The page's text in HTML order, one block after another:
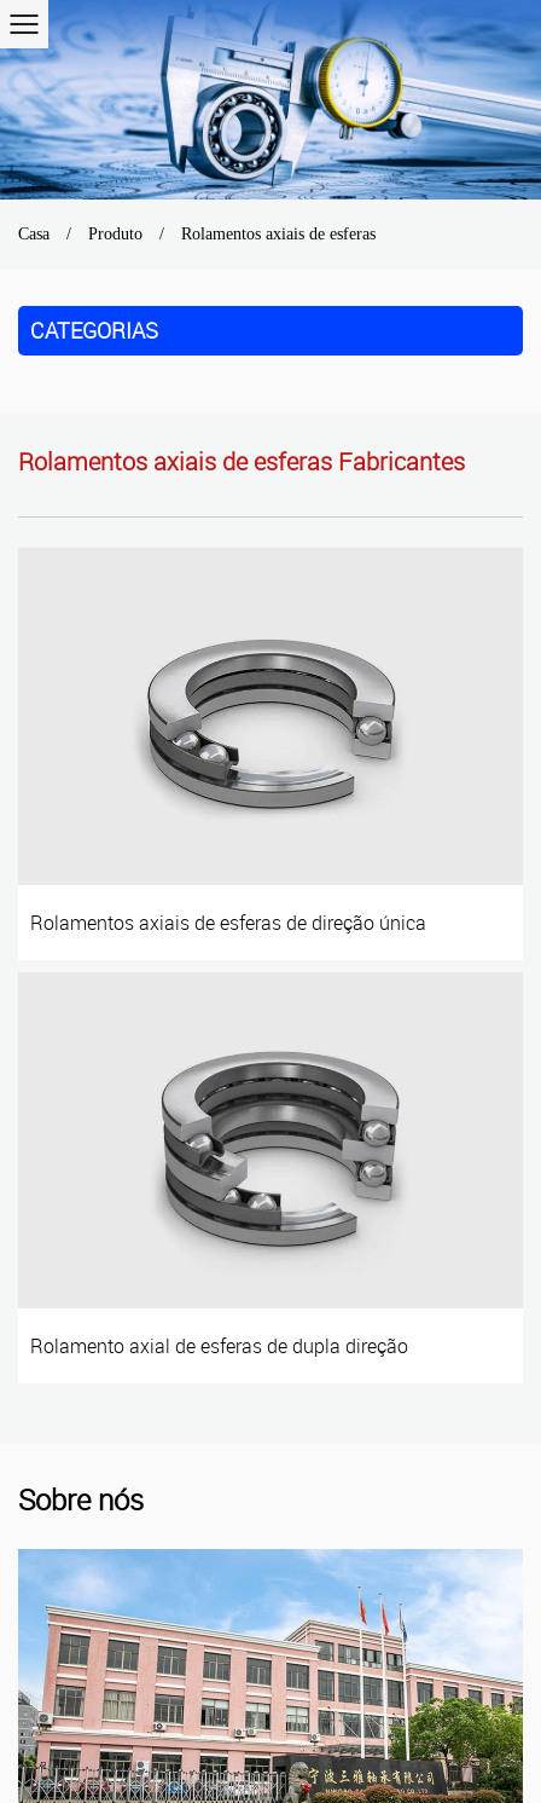
Casa / Produto / Rolamentos axiais de esferas
CATEGORIAS
Rolamentos axiais de esferas Fabricantes
Rolamentos axiais de esferas de direção única
Rolamento axial de esferas de dupla direção
Sobre nós